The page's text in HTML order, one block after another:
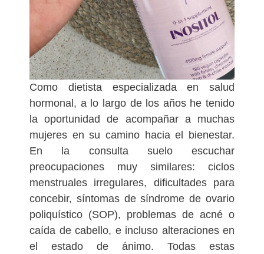
Como dietista especializada en salud
hormonal, a lo largo de los años he tenido
la oportunidad de acompañar a muchas
mujeres en su camino hacia el bienestar.
En la consulta suelo escuchar
preocupaciones muy similares: ciclos
menstruales irregulares, dificultades para
concebir, síntomas de síndrome de ovario
poliquístico (SOP), problemas de acné o
caída de cabello, e incluso alteraciones en
el estado de ánimo. Todas estas